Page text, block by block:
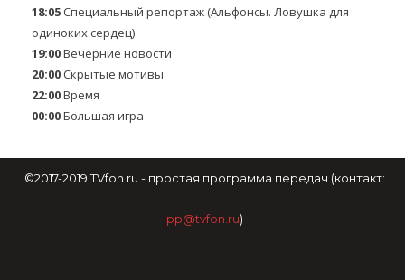
18:05Специальный репортаж (Альфонсы. Ловушка для
одиноких сердец)
19:00Вечерние новости
20:00Скрытые мотивы
22:00Время
00:00Большая игра
©2017-2019 TVfon.ru - простая программа передач (контакт:
pp@tvfon.ru)